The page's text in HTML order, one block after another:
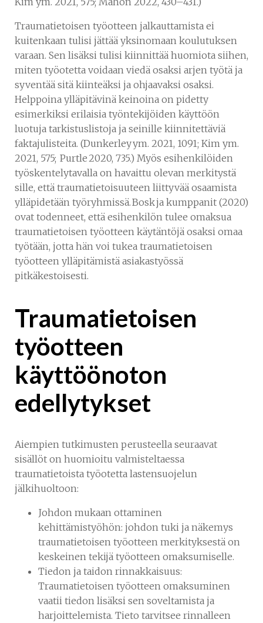
Traumatietoisen työotteen jalkauttamista ei
kuitenkaan tulisi jättää yksinomaan koulutuksen
varaan. Sen lisäksi tulisi kiinnittää huomiota siihen,
miten työotetta voidaan viedä osaksi arjen työtä ja
syventää sitä kiinteäksi ja ohjaavaksi osaksi.
Helppoina ylläpitävinä keinoina on pidetty
esimerkiksi erilaisia työntekijöiden käyttöön
luotuja tarkistuslistoja ja seinille kiinnitettäviä
faktajulisteita. (Dunkerley ym. 2021, 1091; Kim ym.
2021, 575; Purtle 2020, 735.) Myös esihenkilöiden
työskentelytavalla on havaittu olevan merkitystä
sille, että traumatietoisuuteen liittyvää osaamista
ylläpidetään työryhmissä. Bosk ja kumppanit (2020)
ovat todenneet, että esihenkilön tulee omaksua
traumatietoisen työotteen käytäntöjä osaksi omaa
työtään, jotta hän voi tukea traumatietoisen
työotteen ylläpitämistä asiakastyössä
pitkäkestoisesti.
Traumatietoisen
työotteen
käyttöönoton
edellytykset
Aiempien tutkimusten perusteella seuraavat
sisällöt on huomioitu valmisteltaessa
traumatietoista työotetta lastensuojelun
jälkihuoltoon:
Johdon mukaan ottaminen
kehittämistyöhön: johdon tuki ja näkemys
traumatietoisen työotteen merkityksestä on
keskeinen tekijä työotteen omaksumiselle.
Tiedon ja taidon rinnakkaisuus:
Traumatietoisen työotteen omaksuminen
vaatii tiedon lisäksi sen soveltamista ja
harjoittelemista. Tieto tarvitsee rinnalleen